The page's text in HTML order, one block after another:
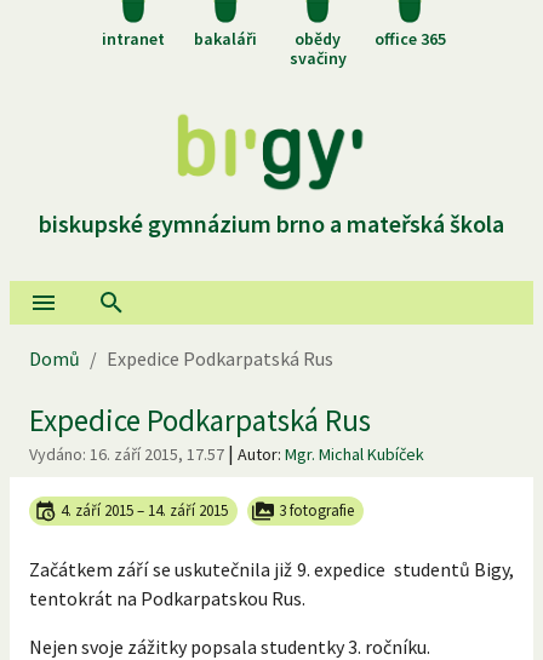
intranet bakaláři
obědy
svačiny
office 365
biskupské gymnázium brno a mateřská škola
Domů / Expedice Podkarpatská Rus
Expedice Podkarpatská Rus
Vydáno: 16. září 2015, 17.57 | Autor: Mgr. Michal Kubíček
4. září 2015– 14. září 2015 3 fotografie
Začátkem září se uskutečnila již 9. expedice studentů Bigy,
tentokrát na Podkarpatskou Rus.
Nejen svoje zážitky popsala studentky 3. ročníku.